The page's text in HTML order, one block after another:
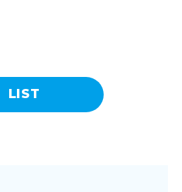
LIST